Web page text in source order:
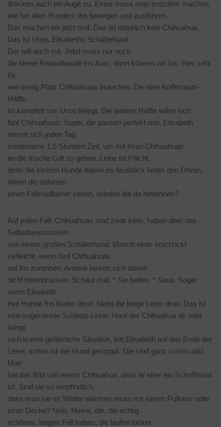
drücken auch ein Auge zu. Eines muss man trotzdem machen,
wie bei allen Hunden: Ihn bewegen und ausführen.
Das machen wir jetzt mal. Das ist natürlich kein Chihuahua.
Das ist Urso, Elisabeths Schäferhund.
Der will auch mit. Jetzt muss nur noch
die kleine Rasselbande ins Auto, dann können wir los. Hier seht
ihr,
wie wenig Platz Chihuahuas brauchen. Die eine Kofferraum-
Hälfte
ist komplett von Urso belegt. Die andere Hälfte teilen sich
fünf Chihuahuas. Super, die passen perfekt rein. Elisabeth
nimmt sich jeden Tag
mindestens 1,5 Stunden Zeit, um mit ihren Chihuahuas
an die frische Luft zu gehen. Leine ist Pflicht,
denn die kleinen Hunde haben es faustdick hinter den Ohren.
Wenn die dahinten
einen Fahrradfahrer sehen, würden die da hinrennen?
Auf jeden Fall. Chihuahuas sind zwar klein, haben aber das
Selbstbewusstsein
von einem großen Schäferhund. Manch einer erschrickt
vielleicht, wenn fünf Chihuahuas
auf ihn zurennen. Andere lassen sich davon
nicht beeindrucken. Schaut mal. * Sie bellen. * Saus. Sogar
wenn Elisabeth
ihre Hunde frei laufen lässt, bleibt die lange Leine dran. Das ist
eine sogenannte Schlepp-Leine. Haut der Chihuahua ab oder
bringt
sich in eine gefährliche Situation, tritt Elisabeth auf das Ende der
Leine, schon ist der Hund gestoppt. Die sind ganz schön wild.
Man
hat das Bild von einem Chihuahua, dass er eher ein Schoßhund
ist. Sind sie so empfindlich,
dass man sie im Winter wärmen muss mit einem Pullover oder
einer Decke? Nein. Meine, die, die richtig
schönes, langes Fell haben, die laufen locker